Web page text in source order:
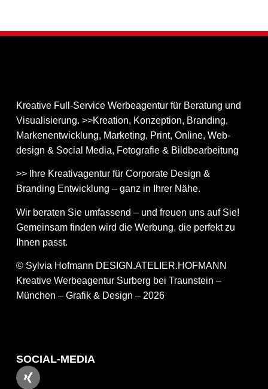
Kreative Full-Service Werbeagentur für Beratung und
Visualisierung. >>Kreation, Konzeption, Branding,
Markenentwicklung, Marketing, Print, Online, Web­
design & Social Media, Fotografie & Bildbear­bei­tung
>> Ihre Kreativagentur für Corporate Design &
Branding Entwicklung – ganz in Ihrer Nähe.
Wir beraten Sie umfassend – und freuen uns auf Sie!
Gemeinsam finden wird die Werbung, die perfekt zu
Ihnen passt.
© Sylvia Hofmann DESIGN.ATELIER.HOFMANN
Kreative Werbeagentur Surberg bei Traunstein –
München – Grafik & Design – 2026
SOCIAL-MEDIA